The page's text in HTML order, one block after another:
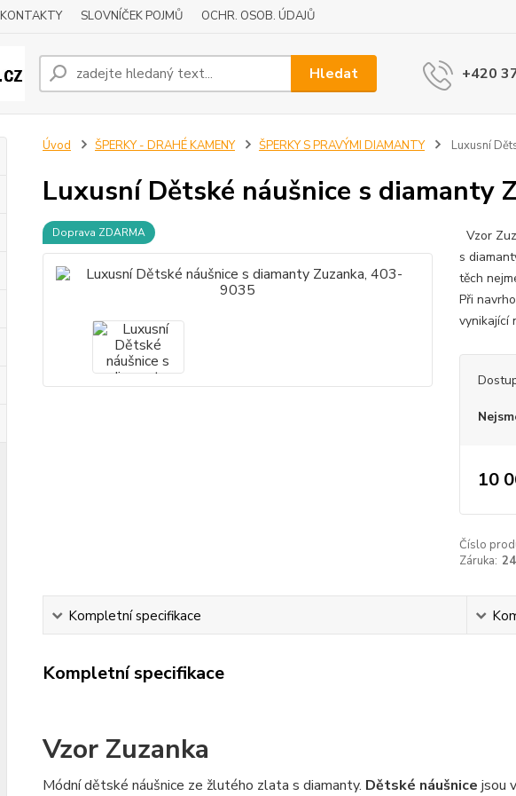
KONTAKTY SLOVNÍČEK POJMŮ OCHR. OSOB. ÚDAJŮ
Hledat +420
Úvod ŠPERKY - DRAHÉ KAMENY ŠPERKY S PRAVÝMI DIAMANTY Luxusní
Luxusní Dětské náušnice s diamanty
Doprava ZDARMA
Vzor
s
těch
Při
vynikající
10
Číslo
Záruka:
Kompletní specifikace
Kompletní specifikace
Vzor Zuzanka
Módní dětské náušnice ze žlutého zlata s diamanty. Dětské náušnice jsou